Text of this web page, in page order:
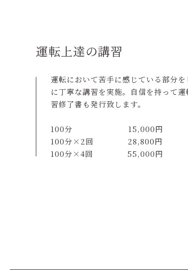
運転上達の講習
運転において苦手に感じている部分
に丁寧な講習を実施。自信を持って
習修了書も発行致します。
100分 15,000円
100分×2回 28,800円
100分×4回 55,000円